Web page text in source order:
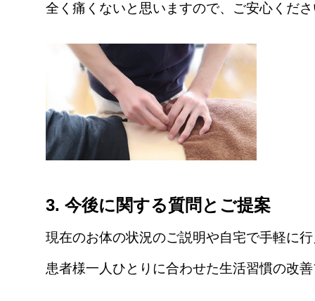
全く痛くないと思いますので、ご安心くだ
3. 今後に関する質問とご提案
現在のお体の状況のご説明や自宅で手軽に
患者様一人ひとりに合わせた生活習慣の改